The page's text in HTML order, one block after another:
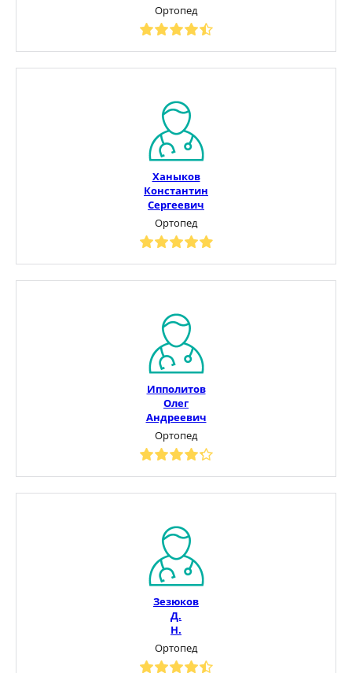
Ортопед
Ханыков
Константин
Сергеевич
Ортопед
Ипполитов
Олег
Андреевич
Ортопед
Зезюков
Д.
Н.
Ортопед